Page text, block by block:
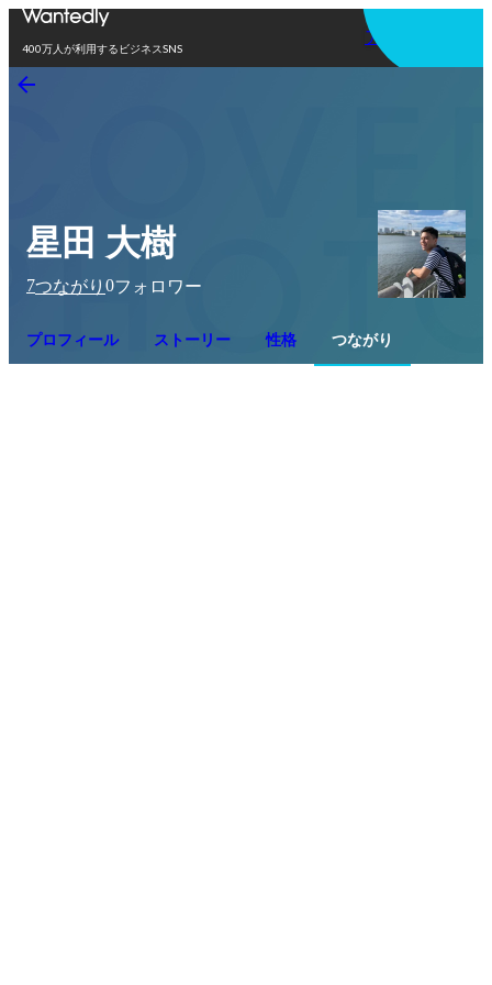
400万人が利用するビジネスSNS
アプリを使う
星田 大樹
7つながり 0フォロワー
プロフィール ストーリー 性格 つながり